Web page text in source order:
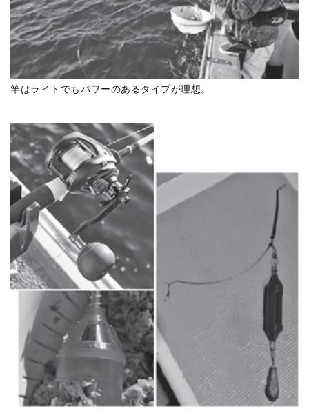
竿はライトでもパワーのあるタイプが理想。